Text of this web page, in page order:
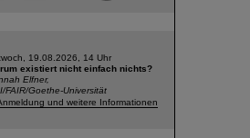
19.08.2026, 14 Uhr
existiert nicht einfach nichts?
Elfner,
FAIR/Goethe-Universität
und weitere Informationen